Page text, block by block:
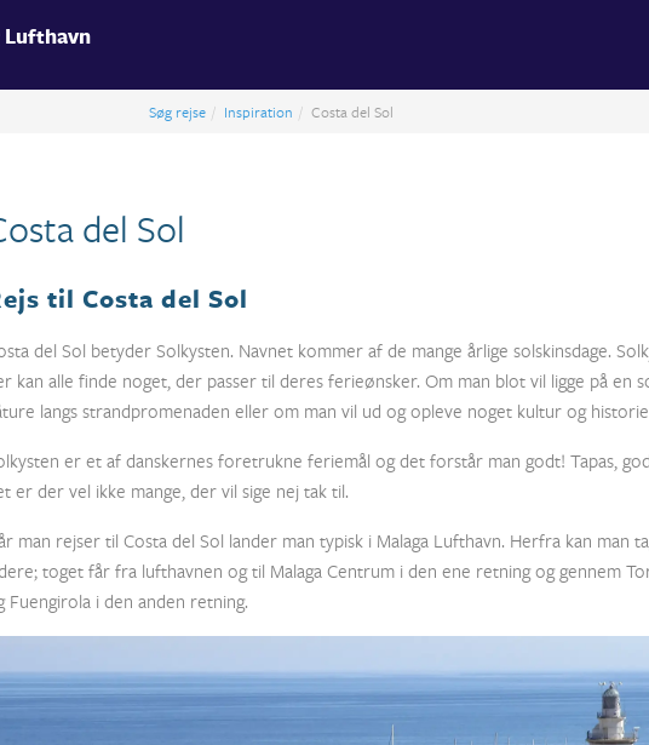
Lufthavn
Søg rejse Inspiration Costa del Sol
del Sol
til Costa del Sol
del Sol betyder Solkysten. Navnet kommer af de mange årlige solskinsdage.
kan alle finde noget, der passer til deres ferieønsker. Om man blot vil ligge på en
langs strandpromenaden eller om man vil ud og opleve noget kultur og
er et af danskernes foretrukne feriemål og det forstår man godt! Tapas,
er der vel ikke mange, der vil sige nej tak til.
man rejser til Costa del Sol lander man typisk i Malaga Lufthavn. Herfra kan man
toget får fra lufthavnen og til Malaga Centrum i den ene retning og gennem
Fuengirola i den anden retning.